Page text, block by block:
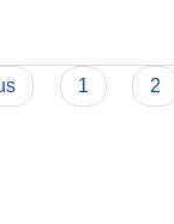
1 2